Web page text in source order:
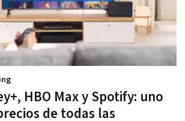
HBO Max y Spotify: uno
de todas las